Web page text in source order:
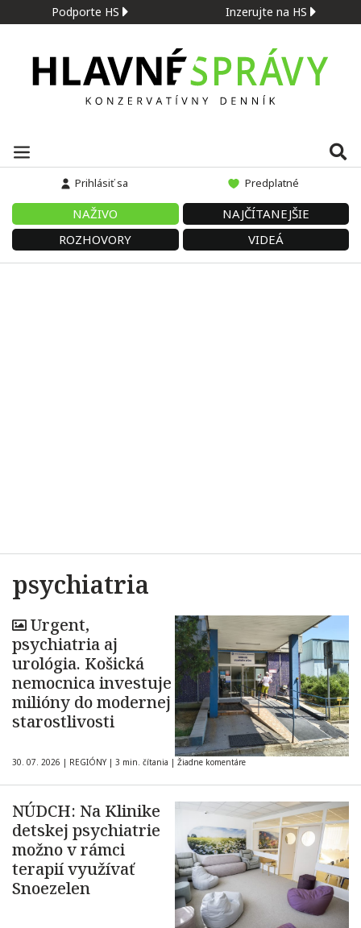
Podporte HS Inzerujte na HS
Prihlásiť sa Predplatné
NAŽIVO
NAJČÍTANEJŠIE
ROZHOVORY
VIDEÁ
psychiatria
Urgent,
psychiatria aj
urológia. Košická
nemocnica investuje
milióny do modernej
starostlivosti
30. 07. 2026 | REGIÓNY | 3 min. čítania | Žiadne komentáre
NÚDCH: Na Klinike
detskej psychiatrie
možno v rámci
terapií využívať
Snoezelen